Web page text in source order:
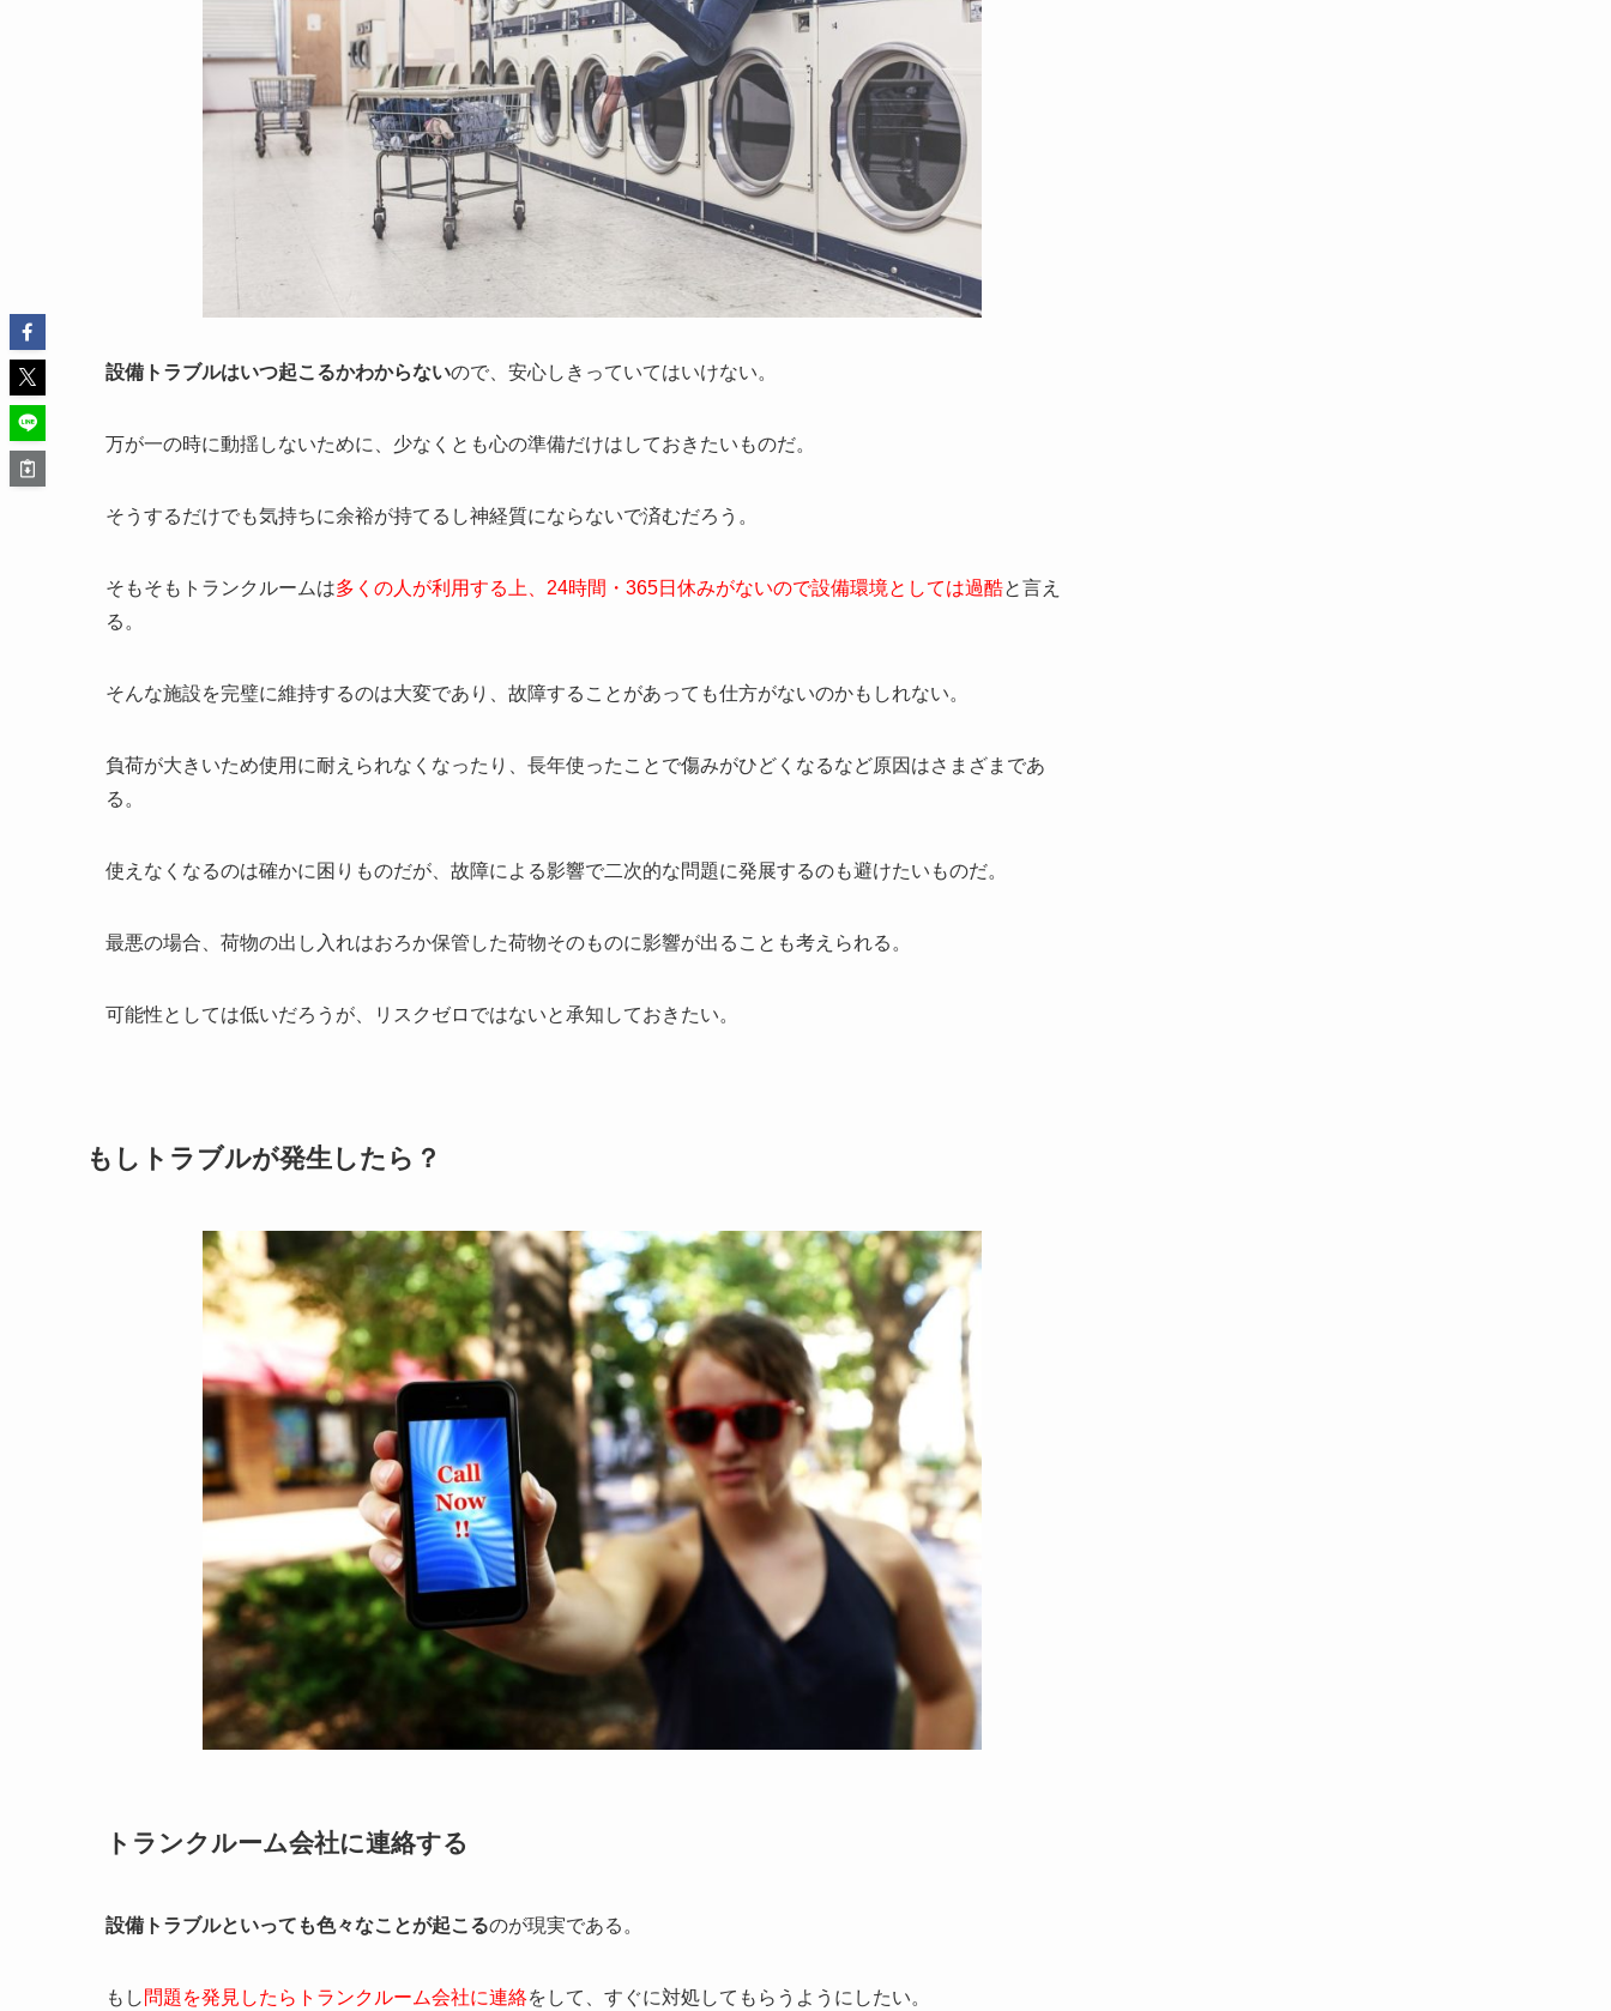
設備トラブルはいつ起こるかわからないので、安心しきっていてはいけない。
万が一の時に動揺しないために、少なくとも心の準備だけはしておきたいものだ。
そうするだけでも気持ちに余裕が持てるし神経質にならないで済むだろう。
そもそもトランクルームは多くの人が利用する上、24時間・365日休みがないので設備環境としては過酷と言え
る。
そんな施設を完璧に維持するのは大変であり、故障することがあっても仕方がないのかもしれない。
負荷が大きいため使用に耐えられなくなったり、長年使ったことで傷みがひどくなるなど原因はさまざまであ
る。
使えなくなるのは確かに困りものだが、故障による影響で二次的な問題に発展するのも避けたいものだ。
最悪の場合、荷物の出し入れはおろか保管した荷物そのものに影響が出ることも考えられる。
可能性としては低いだろうが、リスクゼロではないと承知しておきたい。
もしトラブルが発生したら？
トランクルーム会社に連絡する
設備トラブルといっても色々なことが起こるのが現実である。
もし 問題を発見したらトランクルーム会社に連絡をして、すぐに対処してもらうようにしたい。